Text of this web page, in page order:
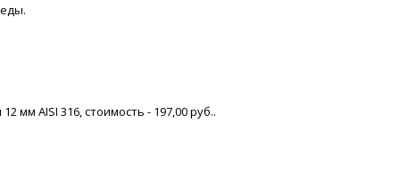
AISI 316, стоимость - 197,00 руб..